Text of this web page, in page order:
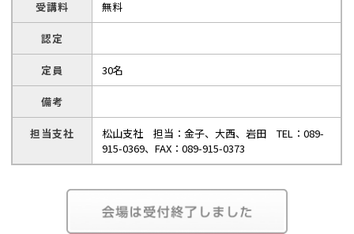
受講料 無料
認定
定員 30名
備考
担当支社
松山支社 担当：金子、大西、岩田 TEL：089-
915-0369、FAX：089-915-0373